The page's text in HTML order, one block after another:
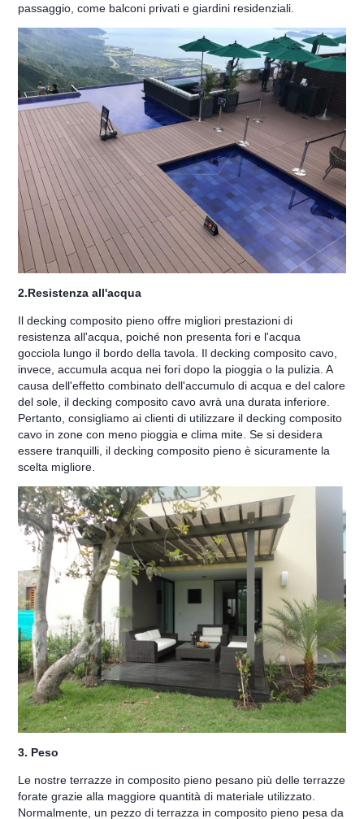
passaggio, come balconi privati e giardini residenziali.
2.Resistenza all'acqua
Il decking composito pieno offre migliori prestazioni di
resistenza all'acqua, poiché non presenta fori e l'acqua
gocciola lungo il bordo della tavola. Il decking composito cavo,
invece, accumula acqua nei fori dopo la pioggia o la pulizia. A
causa dell'effetto combinato dell'accumulo di acqua e del calore
del sole, il decking composito cavo avrà una durata inferiore.
Pertanto, consigliamo ai clienti di utilizzare il decking composito
cavo in zone con meno pioggia e clima mite. Se si desidera
essere tranquilli, il decking composito pieno è sicuramente la
scelta migliore.
3. Peso
Le nostre terrazze in composito pieno pesano più delle terrazze
forate grazie alla maggiore quantità di materiale utilizzato.
Normalmente, un pezzo di terrazza in composito pieno pesa da